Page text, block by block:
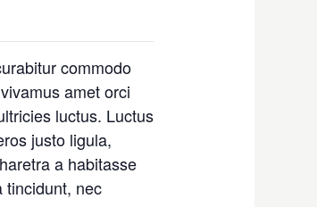
commodo
amet orci
luctus. Luctus
justo ligula,
a habitasse
tincidunt, nec